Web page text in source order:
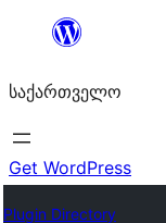
შიგთავსზე
საქართველო
Get WordPress
Plugin Directory